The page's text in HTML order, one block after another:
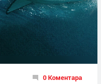
0 Коментара